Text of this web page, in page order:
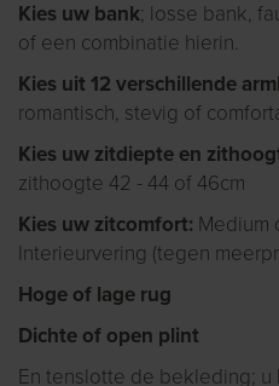
Kies uw bank; losse bank,
of een combinatie hierin.
Kies uit 12 verschillende
romantisch, stevig of
Kies uw zitdiepte en
zithoogte 42 - 44 of 46cm
Kies uw zitcomfort: Medium
Interieurvering (tegen
Hoge of lage rug
Dichte of open plint
En tenslotte de bekleding; u